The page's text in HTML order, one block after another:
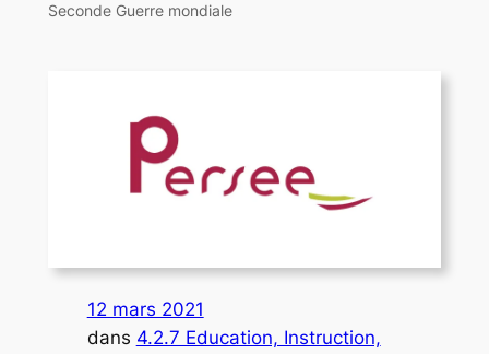
Seconde Guerre mondiale
12 mars 2021
dans 4.2.7 Education, Instruction,